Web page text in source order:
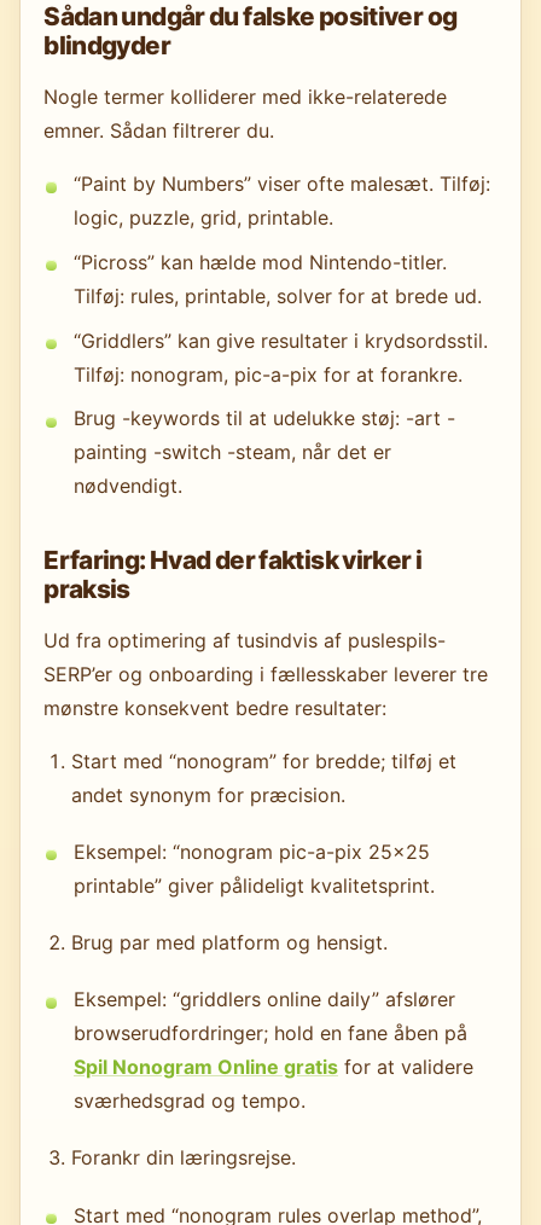
Sådan undgår du falske positiver og
blindgyder
Nogle termer kolliderer med ikke-relaterede
emner. Sådan filtrerer du.
“Paint by Numbers” viser ofte malesæt. Tilføj:
logic, puzzle, grid, printable.
“Picross” kan hælde mod Nintendo-titler.
Tilføj: rules, printable, solver for at brede ud.
“Griddlers” kan give resultater i krydsordsstil.
Tilføj: nonogram, pic-a-pix for at forankre.
Brug -keywords til at udelukke støj: -art -
painting -switch -steam, når det er
nødvendigt.
Erfaring: Hvad der faktisk virker i
praksis
Ud fra optimering af tusindvis af puslespils-
SERP’er og onboarding i fællesskaber leverer tre
mønstre konsekvent bedre resultater:
Start med “nonogram” for bredde; tilføj et
andet synonym for præcision.
Eksempel: “nonogram pic-a-pix 25x25
printable” giver pålideligt kvalitetsprint.
Brug par med platform og hensigt.
Eksempel: “griddlers online daily” afslører
browserudfordringer; hold en fane åben på
Spil Nonogram Online gratisfor at validere
sværhedsgrad og tempo.
Forankr din læringsrejse.
Start med “nonogram rules overlap method”,